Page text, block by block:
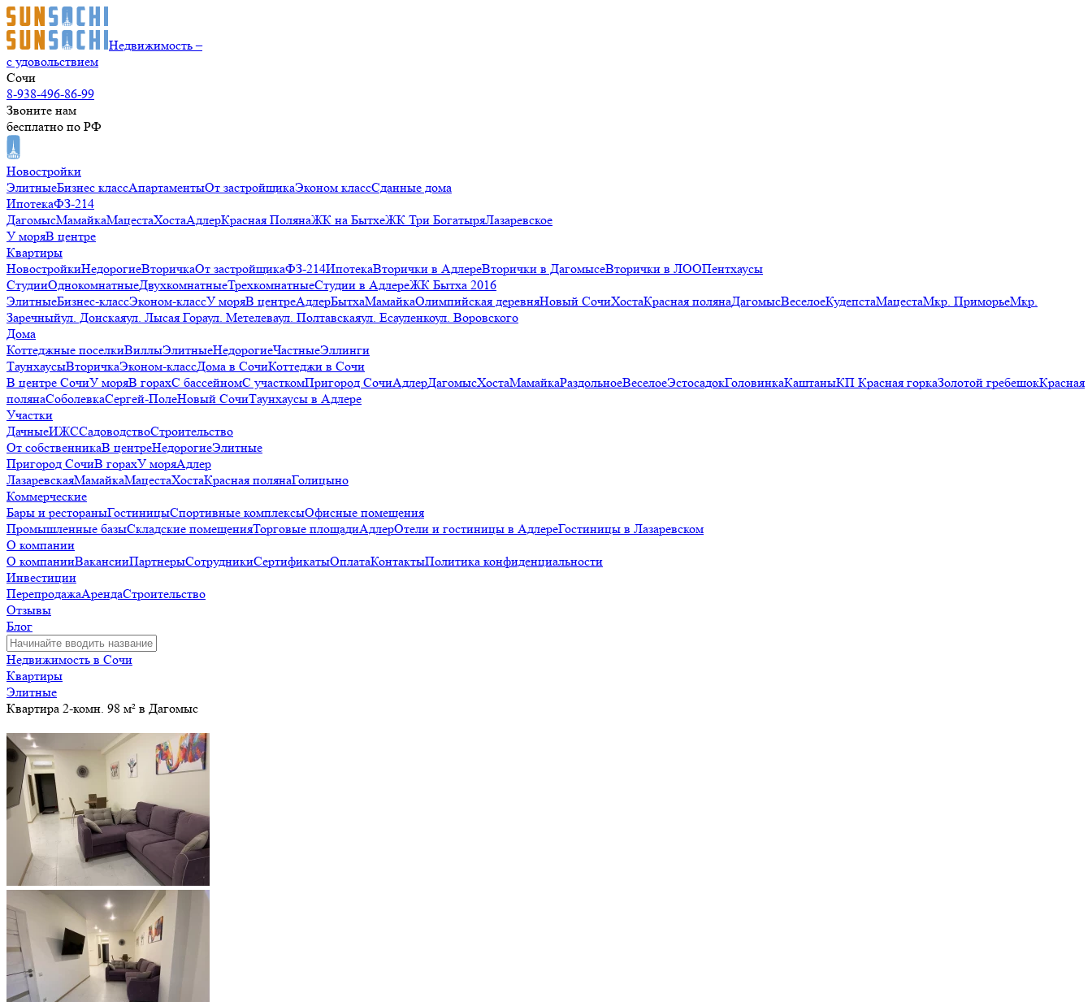
Недвижимость –
с удовольствием
Сочи
8-938-496-86-99
Звоните нам
бесплатно по РФ
Новостройки
ЭлитныеБизнес классАпартаментыОт застройщикаЭконом классСданные дома
ИпотекаФЗ-214
ДагомысМамайкаМацестаХостаАдлерКрасная ПолянаЖК на БытхеЖК Три БогатыряЛазаревское
У моряВ центре
Квартиры
НовостройкиНедорогиеВторичкаОт застройщикаФЗ-214ИпотекаВторички в АдлереВторички в ДагомысеВторички в ЛООПентхаусы
СтудииОднокомнатныеДвухкомнатныеТрехкомнатныеСтудии в АдлереЖК Бытха 2016
ЭлитныеБизнес-классЭконом-классУ моряВ центреАдлерБытхаМамайкаОлимпийская деревняНовый СочиХостаКрасная полянаДагомысВеселоеКудепстаМацестаМкр. ПриморьеМкр.
Заречныйул. Донскаяул. Лысая Гораул. Метелеваул. Полтавскаяул. Есауленкоул. Воровского
Дома
Коттеджные поселкиВиллыЭлитныеНедорогиеЧастныеЭллинги
ТаунхаусыВторичкаЭконом-классДома в СочиКоттеджи в Сочи
В центре СочиУ моряВ горахС бассейномС участкомПригород СочиАдлерДагомысХостаМамайкаРаздольноеВеселоеЭстосадокГоловинкаКаштаныКП Красная горкаЗолотой гребешокКрасная
полянаСоболевкаСергей-ПолеНовый СочиТаунхаусы в Адлере
Участки
ДачныеИЖССадоводствоСтроительство
От собственникаВ центреНедорогиеЭлитные
Пригород СочиВ горахУ моряАдлер
ЛазаревскаяМамайкаМацестаХостаКрасная полянаГолицыно
Коммерческие
Бары и рестораныГостиницыСпортивные комплексыОфисные помещения
Промышленные базыСкладские помещенияТорговые площадиАдлерОтели и гостиницы в АдлереГостиницы в Лазаревском
О компании
О компанииВакансииПартнерыСотрудникиСертификатыОплатаКонтактыПолитика конфиденциальности
Инвестиции
ПерепродажаАрендаСтроительство
Отзывы
Блог
Недвижимость в Сочи
Квартиры
Элитные
Квартира 2-комн. 98 м² в Дагомыс